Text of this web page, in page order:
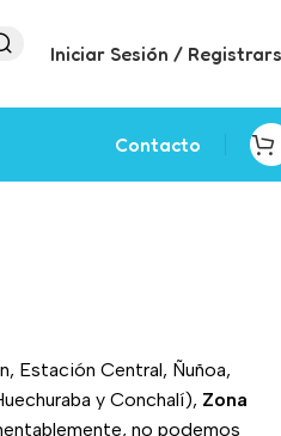
Iniciar Sesión /
Contacto
Estación Central, Ñuñoa,
y Conchalí), Zona
no podemos